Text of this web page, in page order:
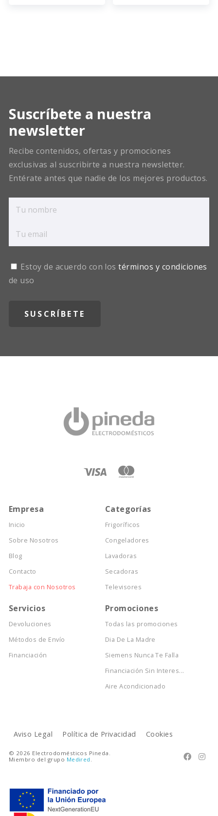
Suscríbete a nuestra
newsletter
Recibe contenidos, ofertas y promociones
exclusivas al suscribirte a nuestra newsletter.
Entérate antes que nadie de los mejores productos.
Estoy de acuerdo con lostérminos y condiciones
de uso
Empresa
Inicio
Sobre Nosotros
Blog
Contacto
Trabaja con Nosotros
Categorías
Frigoríficos
Congeladores
Lavadoras
Secadoras
Televisores
Servicios
Devoluciones
Métodos de Envío
Financiación
Promociones
Todas las promociones
Dia De La Madre
Siemens Nunca Te Falla
Financiación Sin Interes...
Aire Acondicionado
Aviso Legal Política de Privacidad Cookies
 
© 2026 Electrodomésticos Pineda.
Miembro del grupo Medired